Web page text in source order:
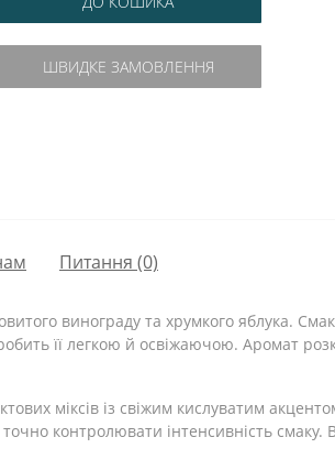
ШВИДКЕ ЗАМОВЛЕННЯ
Питання (0)
винограду та хрумкого яблука.
її легкою й освіжаючою. Аромат
міксів із свіжим кислуватим
контролювати інтенсивність смаку.